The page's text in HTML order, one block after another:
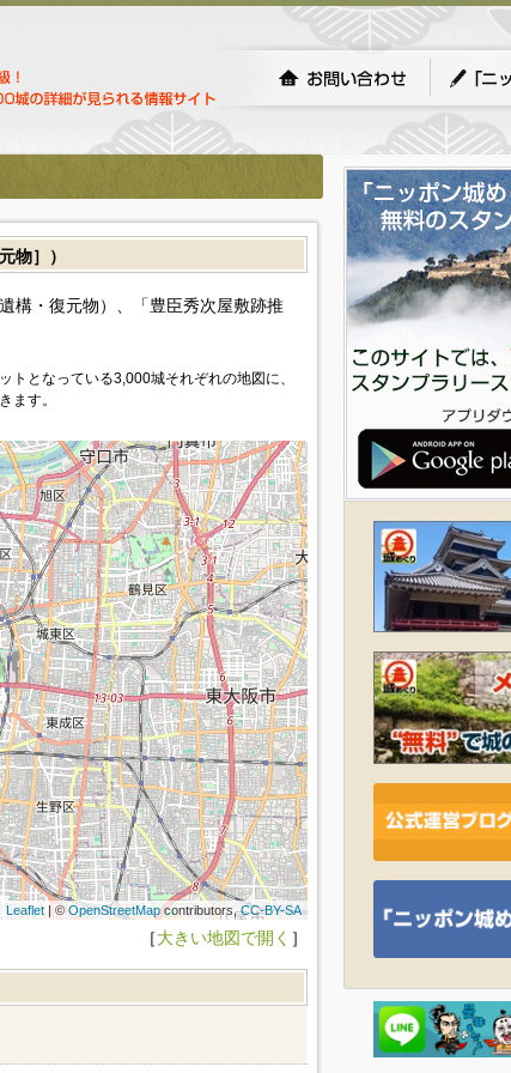
物］）
構・復元物）、「豊臣秀次屋敷跡推
トとなっている3,000城それぞれの地図に、
ます。
Leaflet| ©OpenStreetMapcontributors,CC-BY-SA
［大きい地図で開く ］